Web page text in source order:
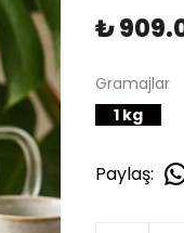
₺
Gramajlar
1 kg
Paylaş: